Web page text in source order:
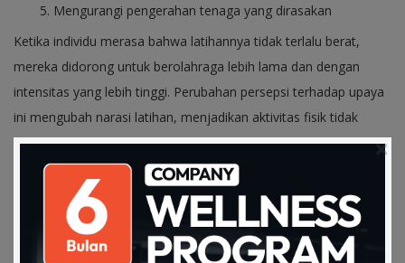
Mengurangi pengerahan tenaga yang dirasakan
Ketika individu merasa bahwa latihannya tidak terlalu berat,
mereka didorong untuk berolahraga lebih lama dan dengan
intensitas yang lebih tinggi. Perubahan persepsi terhadap upaya
ini mengubah narasi latihan, menjadikan aktivitas fisik tidak
hanya lebih mudah tetapi juga lebih menyenangkan.
Pengalaman subjektif
Efek musik juga sangat tergantung pada preferensi individu.
Musik yang disukai oleh seseorang dapat meningkatkan